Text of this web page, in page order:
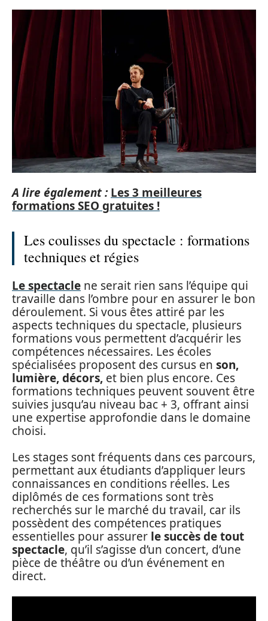
A lire également : Les 3 meilleures
formations SEO gratuites !
Les coulisses du spectacle : formations
techniques et régies
Le spectacle ne serait rien sans l’équipe qui
travaille dans l’ombre pour en assurer le bon
déroulement. Si vous êtes attiré par les
aspects techniques du spectacle, plusieurs
formations vous permettent d’acquérir les
compétences nécessaires. Les écoles
spécialisées proposent des cursus en son,
lumière, décors, et bien plus encore. Ces
formations techniques peuvent souvent être
suivies jusqu’au niveau bac + 3, offrant ainsi
une expertise approfondie dans le domaine
choisi.
Les stages sont fréquents dans ces parcours,
permettant aux étudiants d’appliquer leurs
connaissances en conditions réelles. Les
diplômés de ces formations sont très
recherchés sur le marché du travail, car ils
possèdent des compétences pratiques
essentielles pour assurer le succès de tout
spectacle, qu’il s’agisse d’un concert, d’une
pièce de théâtre ou d’un événement en
direct.